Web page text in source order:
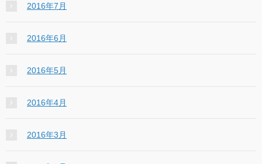
2016年7月
2016年6月
2016年5月
2016年4月
2016年3月